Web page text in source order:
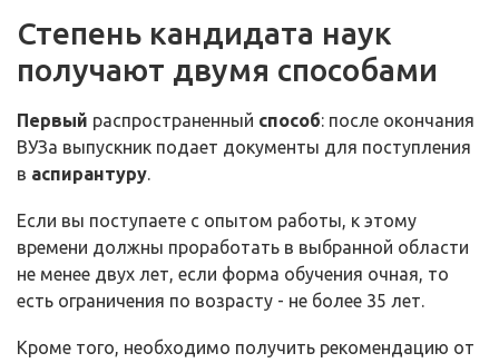
Степень кандидата наук
получают двумя способами
Первый распространенный способ: после окончания
ВУЗа выпускник подает документы для поступления
в аспирантуру.
Если вы поступаете с опытом работы, к этому
времени должны проработать в выбранной области
не менее двух лет, если форма обучения очная, то
есть ограничения по возрасту - не более 35 лет.
Кроме того, необходимо получить рекомендацию от